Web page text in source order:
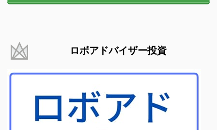
ロボアドバイザー投資